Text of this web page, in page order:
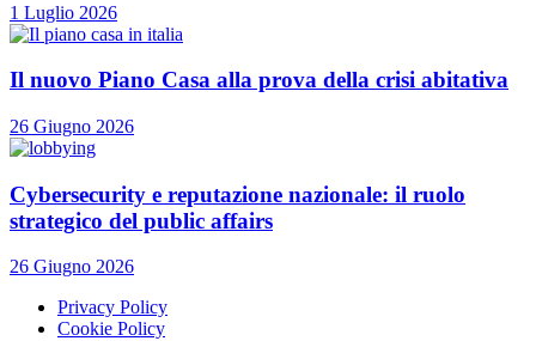
1 Luglio 2026
Il nuovo Piano Casa alla prova della crisi abitativa
26 Giugno 2026
Cybersecurity e reputazione nazionale: il ruolo
strategico del public affairs
26 Giugno 2026
Privacy Policy
Cookie Policy